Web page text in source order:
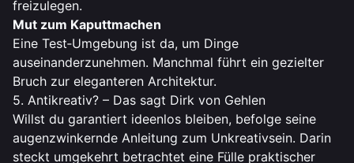
freizulegen.
Mut zum Kaputtmachen
Eine Test‑Umgebung ist da, um Dinge
auseinanderzunehmen. Manchmal führt ein gezielter
Bruch zur eleganteren Architektur.
5. Antikreativ? – Das sagt Dirk von Gehlen
Willst du garantiert ideenlos bleiben, befolge seine
augenzwinkernde Anleitung zum Unkreativsein. Darin
steckt umgekehrt betrachtet eine Fülle praktischer